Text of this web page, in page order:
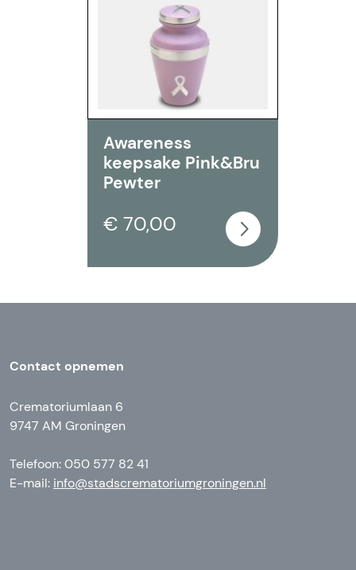
Awareness
keepsake Pink&Bru
Pewter
€ 70,00
Contact opnemen
Crematoriumlaan 6
9747 AM Groningen
Telefoon: 050 577 82 41
E-mail: info@stadscrematoriumgroningen.nl